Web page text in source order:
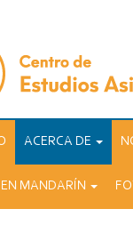
ACERCA DE
MANDARÍN